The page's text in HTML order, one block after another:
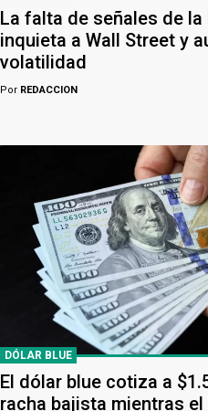
La falta de señales de la
inquieta a Wall Street y
volatilidad
Por REDACCION
DÓLAR BLUE
El dólar blue cotiza a
racha bajista mientras el